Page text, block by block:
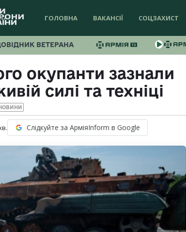
ГОЛОВНА ВАКАНСІЇ СОЦЗАХИСТ
ВЕТЕРАНА
окупанти зазнали
силі та техніці
Слідкуйте за АрміяInform в Google